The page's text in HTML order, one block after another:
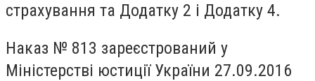
страхування та Додатку 2 і Додатку 4.
Наказ № 813 зареєстрований у
Міністерстві юстиції України 27.09.2016